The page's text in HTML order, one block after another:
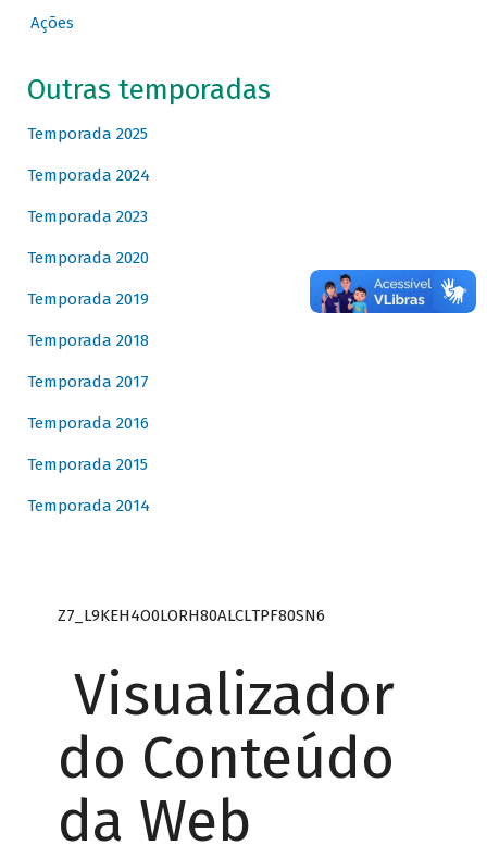
Ações
Outras temporadas
Temporada 2025
Temporada 2024
Temporada 2023
Temporada 2020
Temporada 2019
Temporada 2018
Temporada 2017
Temporada 2016
Temporada 2015
Temporada 2014
Z7_L9KEH4O0LORH80ALCLTPF80SN6
Visualizador
do Conteúdo
da Web